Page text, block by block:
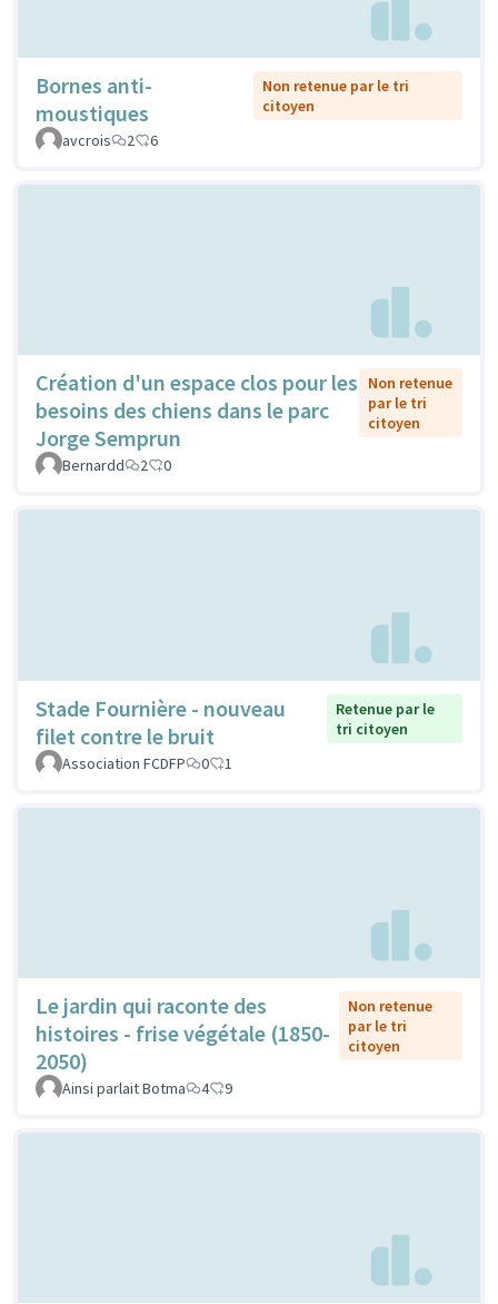
Bornes anti-
moustiques
Non retenue par le tri
citoyen
avcrois
2 6
Création d'un espace clos pour les
besoins des chiens dans le parc
Jorge Semprun
Non retenue
par le tri
citoyen
Bernardd 2 0
Stade Fournière - nouveau
filet contre le bruit
Retenue par le
tri citoyen
Association FCDFP
0 1
Le jardin qui raconte des
histoires - frise végétale (1850-
2050)
Non retenue
par le tri
citoyen
Ainsi parlait Botma 4 9